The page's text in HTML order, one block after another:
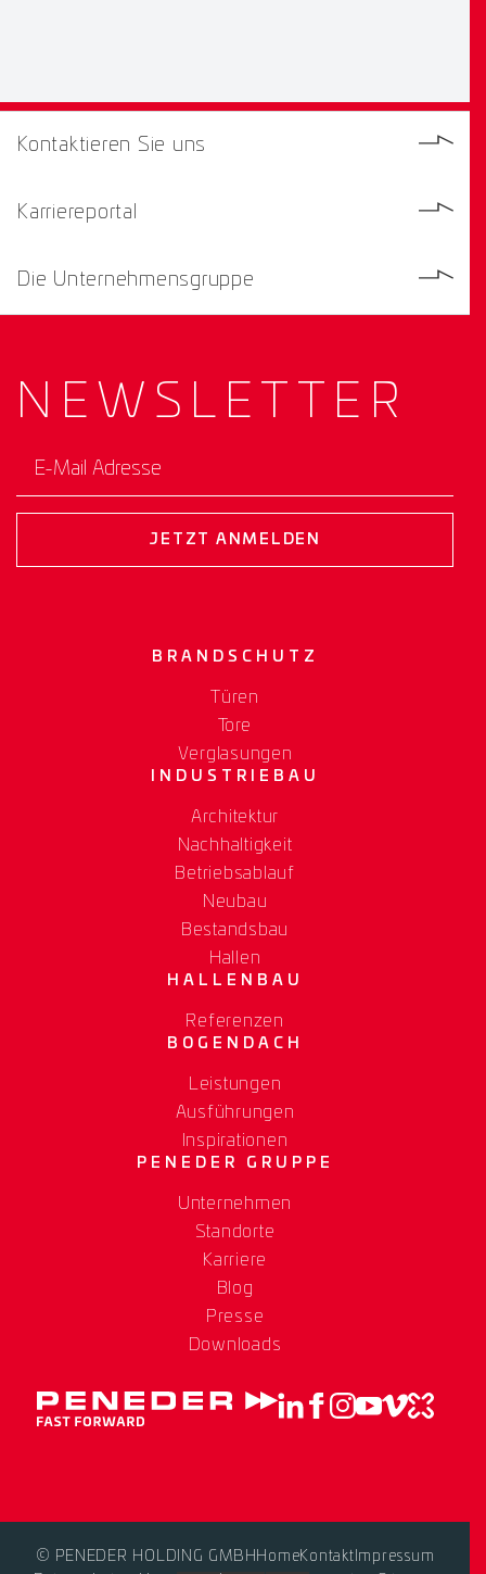
Kontaktieren Sie uns
Karriereportal
Die Unternehmensgruppe
NEWS­ LETTER
E-Mail Adresse
JETZT ANMELDEN
BRANDSCHUTZ
Türen
Tore
Verglasungen
INDUSTRIEBAU
Architektur
Nachhaltigkeit
Betriebsablauf
Neubau
Bestandsbau
Hallen
HALLENBAU
Referenzen
BOGENDACH
Leistungen
Ausführungen
Inspirationen
PENEDER GRUPPE
Unternehmen
Standorte
Karriere
Blog
Presse
Downloads
© PENEDER HOLDING GMBHHomeKontakt Impressum